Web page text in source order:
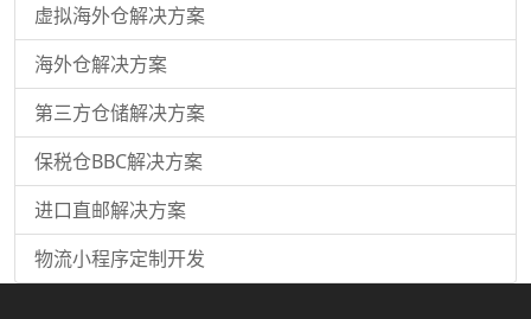
虚拟海外仓解决方案
海外仓解决方案
第三方仓储解决方案
保税仓BBC解决方案
进口直邮解决方案
物流小程序定制开发